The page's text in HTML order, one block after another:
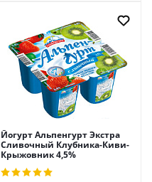
Йогурт Альпенгурт Экстра
Сливочный Клубника-Киви-
Крыжовник 4,5%